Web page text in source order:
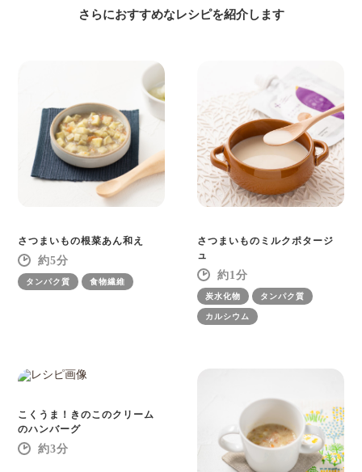
さらにおすすめなレシピを紹介します
さつまいもの根菜あん和え
5
タンパク質 食物繊維
さつまいものミルクポタージ
ュ
1
炭水化物 タンパク質
カルシウム
こくうま！きのこのクリーム
のハンバーグ
3